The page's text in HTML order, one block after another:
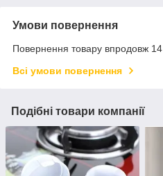
Умови повернення
Повернення товару впродовж 14
Всі умови повернення
Подібні товари компанії